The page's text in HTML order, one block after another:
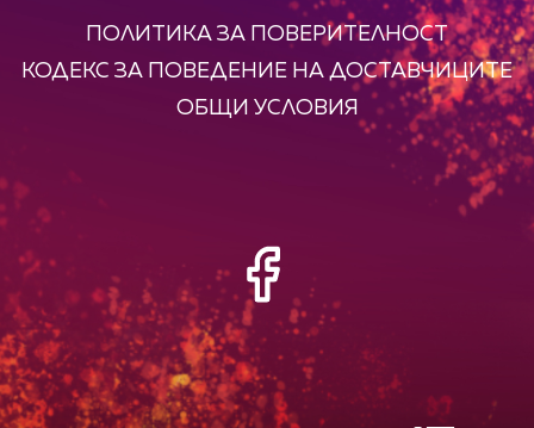
ПОЛИТИКА ЗА ПОВЕРИТЕЛНОСТ
КОДЕКС ЗА ПОВЕДЕНИЕ НА ДОСТАВЧИЦИТЕ
ОБЩИ УСЛОВИЯ